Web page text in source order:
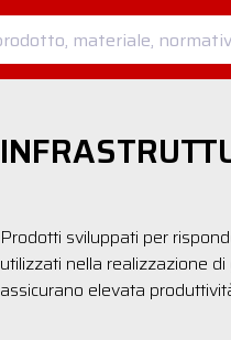
Prodotti sviluppati per
utilizzati nella realizzazione
assicurano elevata